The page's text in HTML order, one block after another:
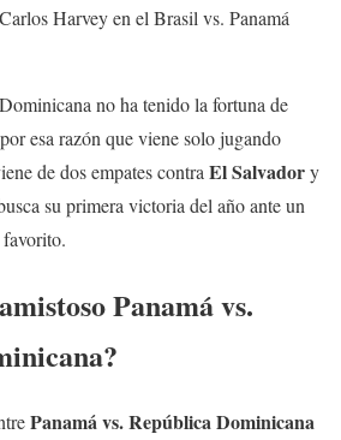
Harvey en el Brasil vs. Panamá
no ha tenido la fortuna de
esa razón que viene solo jugando
de dos empates contraEl Salvadory
su primera victoria del año ante un
Panamá vs.
Panamá vs. República Dominicana